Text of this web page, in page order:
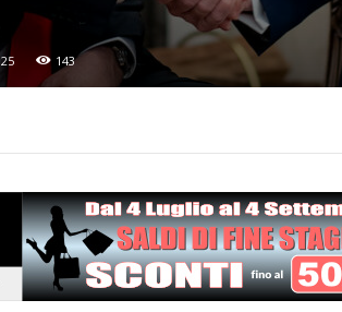
143